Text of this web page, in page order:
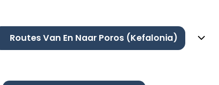
Routes Van En Naar Poros (Kefalonia)